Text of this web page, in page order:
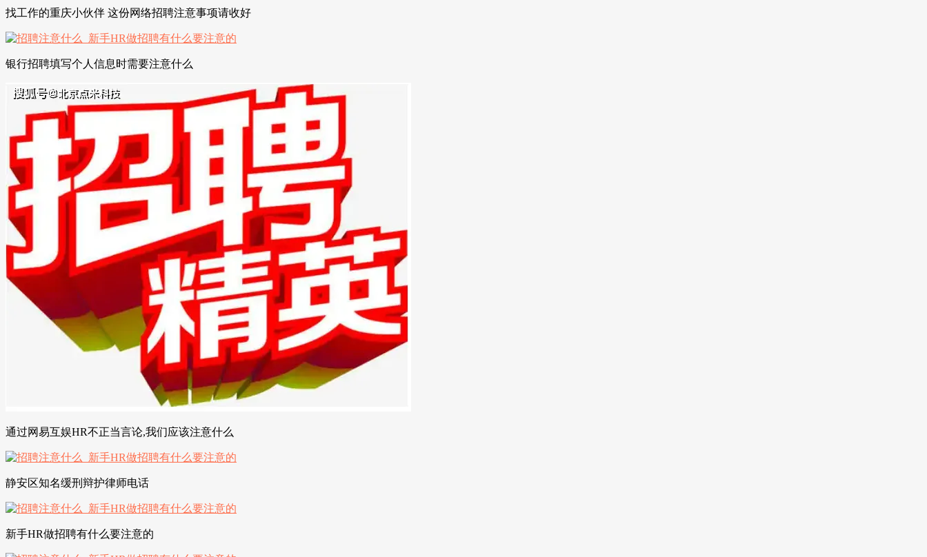
找工作的重庆小伙伴 这份网络招聘注意事项请收好
银行招聘填写个人信息时需要注意什么
通过网易互娱HR不正当言论,我们应该注意什么
静安区知名缓刑辩护律师电话
新手HR做招聘有什么要注意的